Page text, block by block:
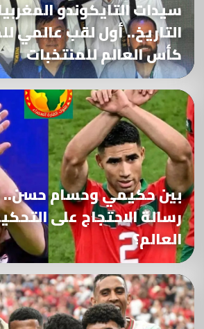
سيدات التايكوندو
التاريخ.. أول لقب عالمي
كأس العالم للمنتخبات
بين حكيمي وحسام حسن..
رسالة الاحتجاج على
العالم؟